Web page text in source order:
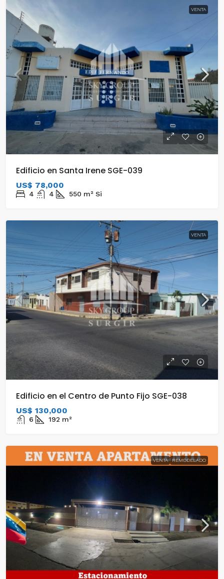
VENTA
Edificio en Santa Irene SGE-039
US$ 78,000
4 4 550 m² Si
VENTA
Edificio en el Centro de Punto Fijo SGE-038
US$ 130,000
6 192 m²
VENTA REMODELADO